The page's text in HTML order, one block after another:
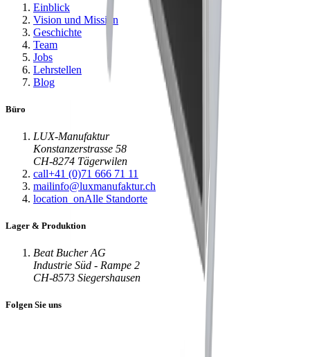
Einblick
Vision und Mission
Geschichte
Team
Jobs
Lehrstellen
Blog
Büro
LUX-Manufaktur
Konstanzerstrasse 58
CH-8274 Tägerwilen
call+41 (0)71 666 71 11
mailinfo@luxmanufaktur.ch
location_onAlle Standorte
Lager & Produktion
Beat Bucher AG
Industrie Süd - Rampe 2
CH-8573 Siegershausen
Folgen Sie uns